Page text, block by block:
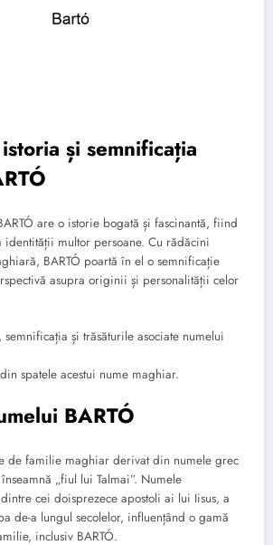
și semnificația
are o istorie bogată și fascinantă, fiind
multor persoane. Cu rădăcini
BARTÓ poartă în el o semnificație
asupra originii și personalității celor
și trăsăturile asociate numelui
spatele acestui nume maghiar.
BARTÓ
de familie maghiar derivat din numele grec
„fiul lui Talmai”. Numele
cei doisprezece apostoli ai lui Iisus, a
de-a lungul secolelor, influențând o gamă
inclusiv BARTÓ.